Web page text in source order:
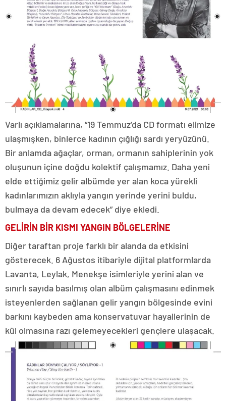
Varlı açıklamalarına, “19 Temmuz’da CD formatı elimize
ulaşmışken, binlerce kadının çığlığı sardı yeryüzünü.
Bir anlamda ağaçlar, orman, ormanın sahiplerinin yok
oluşunun içine doğdu kolektif çalışmamız. Daha yeni
elde ettiğimiz gelir albümde yer alan koca yürekli
kadınlarımızın aklıyla yangın yerinde yerini buldu,
bulmaya da devam edecek” diye ekledi.
GELİRİN BİR KISMI YANGIN BÖLGELERİNE
Diğer taraftan proje farklı bir alanda da etkisini
gösterecek. 6 Ağustos itibariyle dijital platformlarda
Lavanta, Leylak, Menekşe isimleriyle yerini alan ve
sınırlı sayıda basılmış olan albüm çalışmasını edinmek
isteyenlerden sağlanan gelir yangın bölgesinde evini
barkını kaybeden ama konservatuvar hayallerinin de
kül olmasına razı gelemeyecekleri gençlere ulaşacak.